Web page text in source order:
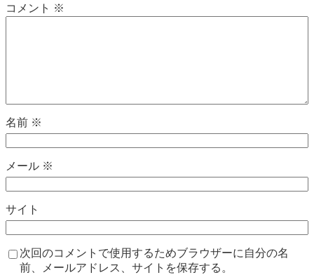
コメント ※
名前 ※
メール ※
サイト
次回のコメントで使用するためブラウザーに自分の名
前、メールアドレス、サイトを保存する。